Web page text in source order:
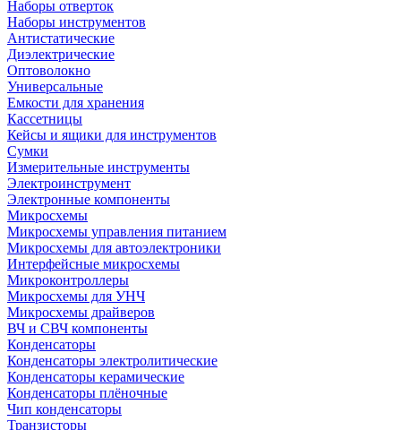
Наборы отверток
Наборы инструментов
Антистатические
Диэлектрические
Оптоволокно
Универсальные
Емкости для хранения
Кассетницы
Кейсы и ящики для инструментов
Сумки
Измерительные инструменты
Электроинструмент
Электронные компоненты
Микросхемы
Микросхемы управления питанием
Микросхемы для автоэлектроники
Интерфейсные микросхемы
Микроконтроллеры
Микросхемы для УНЧ
Микросхемы драйверов
ВЧ и СВЧ компоненты
Конденсаторы
Конденсаторы электролитические
Конденсаторы керамические
Конденсаторы плёночные
Чип конденсаторы
Транзисторы